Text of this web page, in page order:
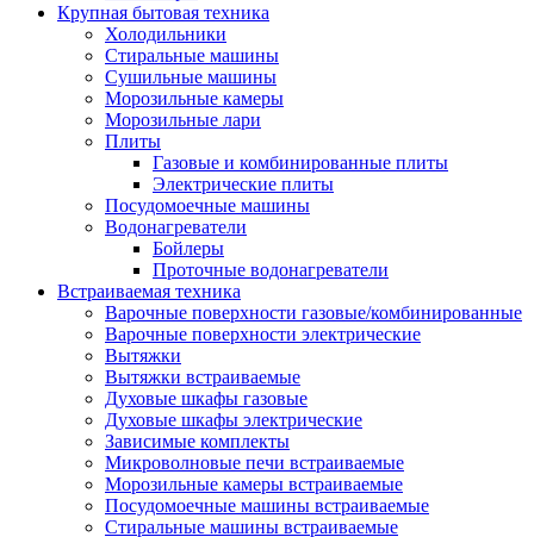
Тепловентиляторы
Тепловые завесы
Тепловые пушки
Увлажнители
Радиаторы
Медицинская техника
Назальные аспираторы
Стетоскопы
Термометры
Тонометры
Электрические грелки
Аудио-видео техника
Аксессуары для аудио-видео техники
Кабели для аудио и видео
Кронштейны для акустики
Магнитолы
Музыкальные центры
Диктофоны
Домашние кинотеатры
Игровые приставки и аксессуары
Аксессуары к игровым
Музыкальные инструменты
Аксессуары эми
Крупная бытовая техника
Холодильники
Стиральные машины
Сушильные машины
Морозильные камеры
Морозильные лари
Плиты
Газовые и комбинированные плиты
Электрические плиты
Посудомоечные машины
Водонагреватели
Бойлеры
Проточные водонагреватели
Встраиваемая техника
Варочные поверхности газовые/комбинированные
Варочные поверхности электрические
Вытяжки
Вытяжки встраиваемые
Духовые шкафы газовые
Духовые шкафы электрические
Зависимые комплекты
Микроволновые печи встраиваемые
Морозильные камеры встраиваемые
Посудомоечные машины встраиваемые
Стиральные машины встраиваемые